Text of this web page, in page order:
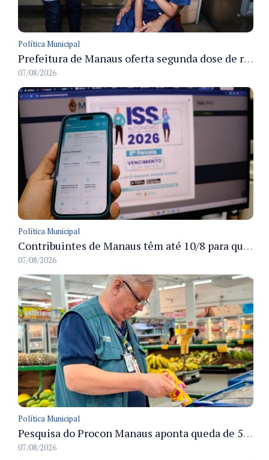
Política Municipal
Prefeitura de Manaus oferta segunda dose de reforço da vacina contra a poliomielite para crianças de 4 anos durante Campanha de Multivacinação 2026
07/08/2026
Política Municipal
Contribuintes de Manaus têm até 10/8 para quitar a oitava parcela do ISS Fixo 2026 com desconto disponível
07/08/2026
Política Municipal
Pesquisa do Procon Manaus aponta queda de 5,18% no valor médio da cesta básica em agosto
07/08/2026